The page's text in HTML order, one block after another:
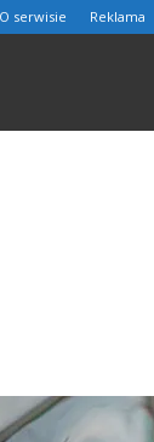
O serwisie Reklama